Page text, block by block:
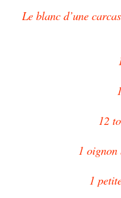
Le blanc d’une
12
1 oignon
1